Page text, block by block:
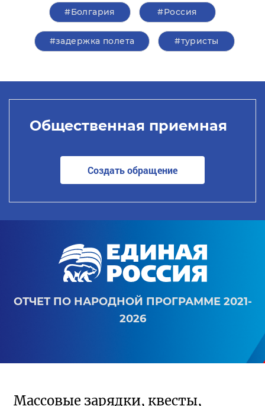
#Болгария #Россия
#задержка полета #туристы
Общественная приемная
Создать обращение
ОТЧЕТ ПО НАРОДНОЙ ПРОГРАММЕ 2021-
2026
Массовые зарядки, квесты,